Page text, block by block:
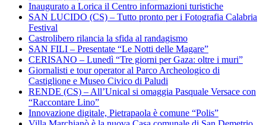
Inaugurato a Lorica il Centro informazioni turistiche
SAN LUCIDO (CS) – Tutto pronto per i Fotografia Calabria
Festival
Castrolibero rilancia la sfida al randagismo
SAN FILI – Presentate “Le Notti delle Magare”
CERISANO – Lunedì “Tre giorni per Gaza: oltre i muri”
Giornalisti e tour operator al Parco Archeologico di
Castiglione e Museo Civico di Paludi
RENDE (CS) – All’Unical si omaggia Pasquale Versace con
“Raccontare Lino”
Innovazione digitale, Pietrapaola è comune “Polis”